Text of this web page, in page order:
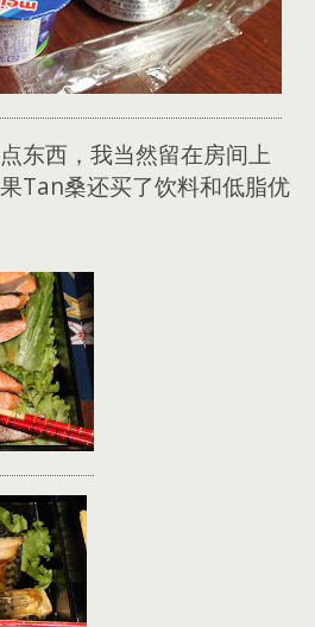
东西，我当然留在房间上
Tan桑还买了饮料和低脂优